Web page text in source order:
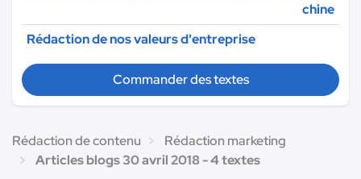
chine
Rédaction de nos valeurs d'entreprise
Commander des textes
Rédaction de contenu
Rédaction marketing
Articles blogs 30 avril 2018 - 4 textes